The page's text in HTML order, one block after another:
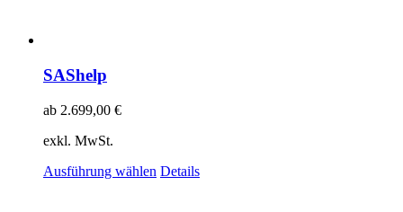
SAShelp
ab 2.699,00 €
exkl. MwSt.
Ausführung wählen Details